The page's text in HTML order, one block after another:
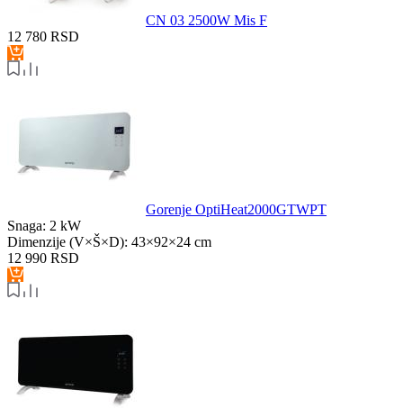
CN 03 2500W Mis F
12 780 RSD
Gorenje OptiHeat2000GTWPT
Snaga: 2 kW
Dimenzije (V×Š×D): 43×92×24 cm
12 990 RSD